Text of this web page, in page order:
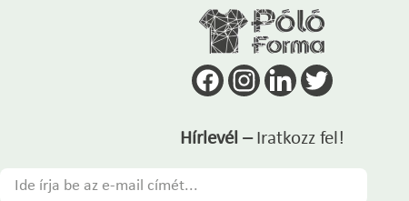
Hírlevél – Iratkozz fel!